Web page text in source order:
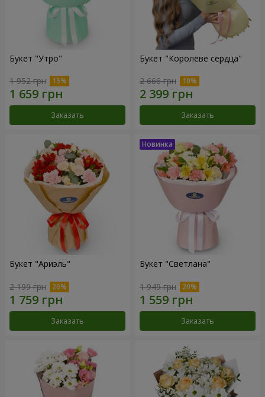
Букет "Утро"
1 952 грн
Заказать
Букет "Королеве сердца"
2 666 грн
Заказать
Букет "Ариэль"
2 199 грн
Заказать
Букет "Светлана"
1 949 грн
Заказать